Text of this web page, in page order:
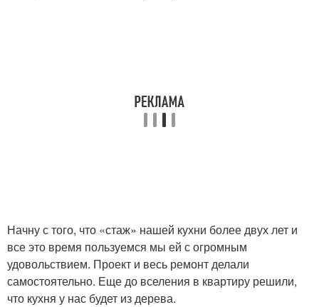
Начну с того, что «стаж» нашей кухни более двух лет и
все это время пользуемся мы ей с огромным
удовольствием. Проект и весь ремонт делали
самостоятельно. Еще до вселения в квартиру решили,
что кухня у нас будет из дерева.